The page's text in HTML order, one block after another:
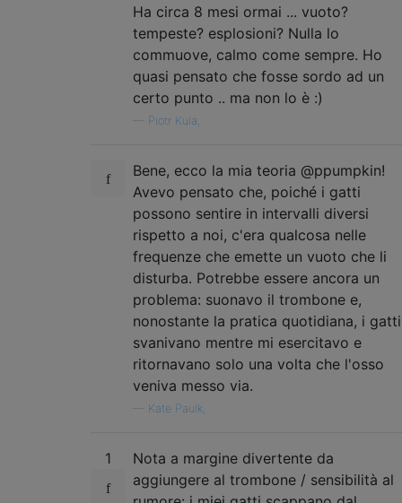
Ha circa 8 mesi ormai ... vuoto?
tempeste? esplosioni? Nulla lo
commuove, calmo come sempre. Ho
quasi pensato che fosse sordo ad un
certo punto .. ma non lo è :)
Piotr Kula,
Bene, ecco la mia teoria @ppumpkin!
Avevo pensato che, poiché i gatti
possono sentire in intervalli diversi
rispetto a noi, c'era qualcosa nelle
frequenze che emette un vuoto che li
disturba. Potrebbe essere ancora un
problema: suonavo il trombone e,
nonostante la pratica quotidiana, i gatti
svanivano mentre mi esercitavo e
ritornavano solo una volta che l'osso
veniva messo via.
Kate Paulk,
1
Nota a margine divertente da
aggiungere al trombone / sensibilità al